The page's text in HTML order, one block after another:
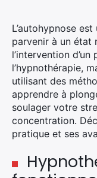
L’autohypnose
parvenir à un état
l’intervention
l’hypnothérapie,
utilisant des
apprendre à
soulager votre
concentration.
pratique et ses